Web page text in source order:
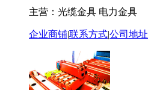
主营：光缆金具 电力金具
企业商铺|联系方式|公司地址